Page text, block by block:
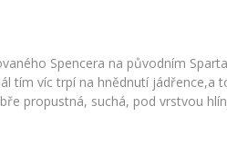
Spencera na původním
tím víc trpí na hnědnutí jádřence,a
propustná, suchá, pod vrstvou